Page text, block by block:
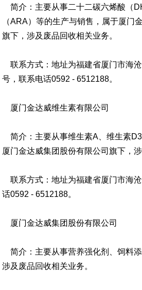
简介：主要从事二十二碳六烯酸（
（ARA）等的生产与销售，属于厦门
旗下，涉及废品回收相关业务。
联系方式：地址为福建省厦门市海
号，联系电话0592 - 6512188。
厦门金达威维生素有限公司
简介：主要从事维生素A、维生素
厦门金达威集团股份有限公司旗下，
联系方式：地址为福建省厦门市海
话0592 - 6512188。
厦门金达威集团股份有限公司
简介：主要从事营养强化剂、饲料添
涉及废品回收相关业务。